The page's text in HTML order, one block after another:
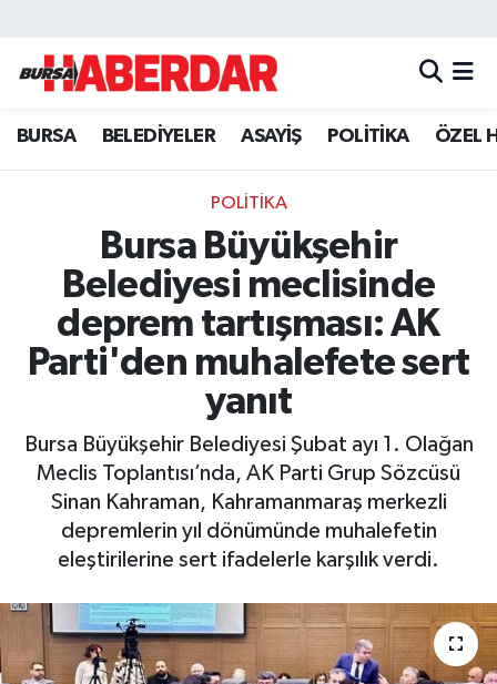
BURSA BELEDİYELER ASAYİŞ POLİTİKA ÖZEL
POLİTİKA
Bursa Büyükşehir
Belediyesi meclisinde
deprem tartışması: AK
Parti'den muhalefete sert
yanıt
Bursa Büyükşehir Belediyesi Şubat ayı 1. Olağan
Meclis Toplantısı’nda, AK Parti Grup Sözcüsü
Sinan Kahraman, Kahramanmaraş merkezli
depremlerin yıl dönümünde muhalefetin
eleştirilerine sert ifadelerle karşılık verdi.
Hava Durumu
Trafik Durumu
Süper Lig Puan Durumu ve Fikstür
Tüm Manşetler
Son Dakika Haberleri
Haber Arşivi